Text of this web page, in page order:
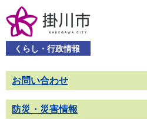
くらし・行政情報
お問い合わせ
防災・災害情報